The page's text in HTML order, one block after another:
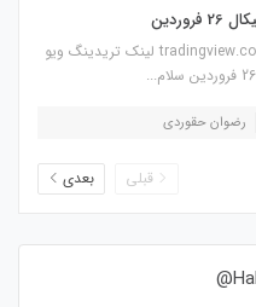
tradingview.com/u/halakoei لینک تریدینگ ویو
رضوان حقوردی
قبلی بعدی